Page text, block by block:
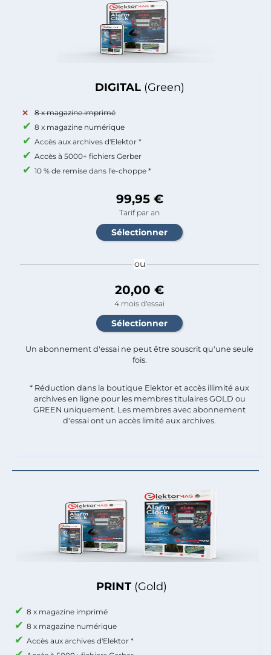
PRINT (Gold)
8 x magazine imprimé
8 x magazine numérique
Accès aux archives d'Elektor *
DIGITAL (Green)
8 x magazine imprimé
8 x magazine numérique
Accès aux archives d'Elektor *
Accès à 5000+ fichiers Gerber
10 % de remise dans l'e-choppe *
99,95 €
Tarif par an
ou
20,00 €
4 mois d'essai
Un abonnement d'essai ne peut être souscrit qu'une seule
fois.​
* Réduction dans la boutique Elektor et accès illimité aux
archives en ligne pour les membres titulaires GOLD ou
GREEN uniquement. Les membres avec abonnement
d'essai ont un accès limité aux archives.